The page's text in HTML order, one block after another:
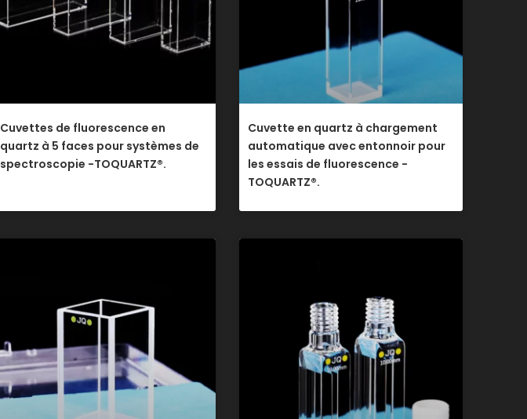
Cuvettes de fluorescence en
quartz à 5 faces pour systèmes de
spectroscopie -TOQUARTZ®.
Cuvette en quartz à chargement
automatique avec entonnoir pour
les essais de fluorescence -
TOQUARTZ®.